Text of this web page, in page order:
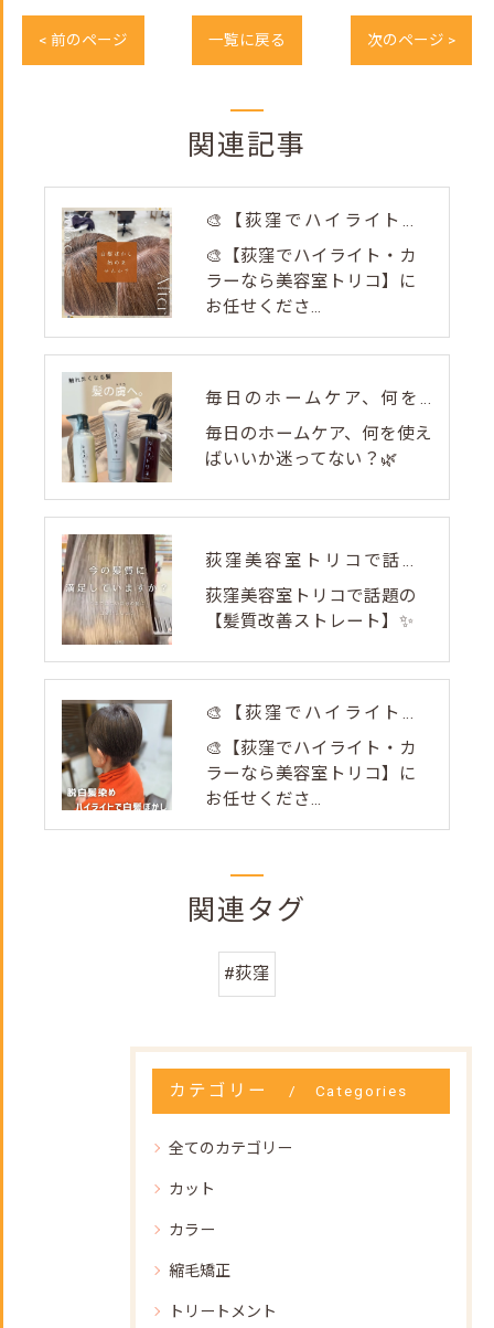
< 前のページ 一覧に戻る 次のページ >
関連記事
🎨【荻窪でハイライト・カラーなら美容室トリコ】にお任せくださ...
🎨【荻窪でハイライト・カ
ラーなら美容室トリコ】に
お任せくださ...
毎日のホームケア、何を使えばいいか迷ってない？🌿
毎日のホームケア、何を使え
ばいいか迷ってない？🌿
荻窪美容室トリコで話題の【髪質改善ストレート】✨
荻窪美容室トリコで話題の
【髪質改善ストレート】✨
🎨【荻窪でハイライト・カラーなら美容室トリコ】にお任せくださ...
🎨【荻窪でハイライト・カ
ラーなら美容室トリコ】に
お任せくださ...
関連タグ
#荻窪
カテゴリー Categories
全てのカテゴリー
カット
カラー
縮毛矯正
トリートメント